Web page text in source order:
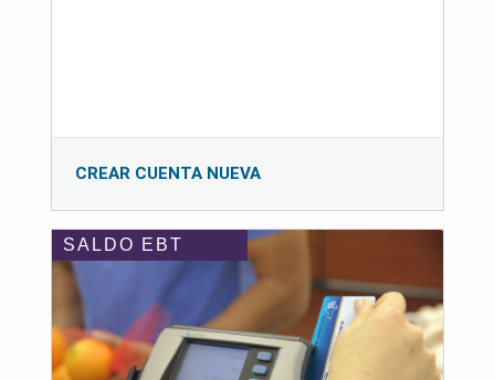
CREAR CUENTA NUEVA
SALDO EBT